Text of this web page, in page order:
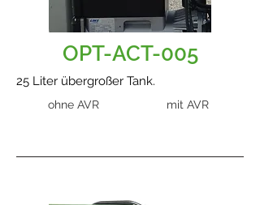
OPT-ACT-005
25 Liter übergroßer Tank.
ohne AVR mit AVR